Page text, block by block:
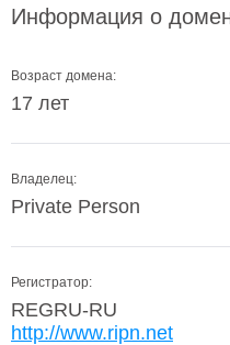
Информация о
Возраст домена:
17 лет
Владелец:
Private Person
Регистратор:
REGRU-RU
http://www.ripn.net